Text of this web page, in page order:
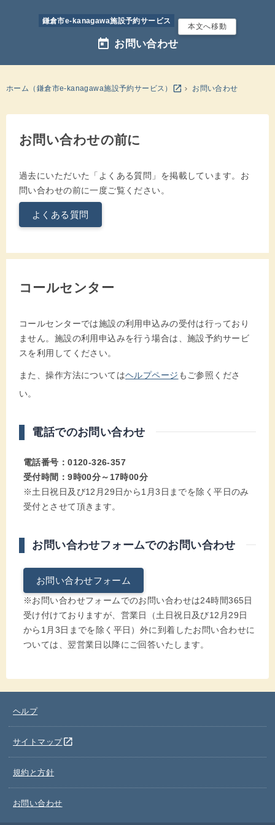
鎌倉市e-kanagawa施設予約サービス
本文へ移動
today お問い合わせ
ホーム（鎌倉市e-kanagawa施設予約サービス） open_in_new お問い合わせ
お問い合わせの前に
過去にいただいた「よくある質問」を掲載しています。お
問い合わせの前に一度ご覧ください。
よくある質問
コールセンター
コールセンターでは施設の利用申込みの受付は行っており
ません。施設の利用申込みを行う場合は、施設予約サービ
スを利用してください。
また、操作方法についてはヘルプページ もご参照くださ
い。
電話でのお問い合わせ
電話番号：0120-326-357
受付時間：9時00分～17時00分
※土日祝日及び12月29日から1月3日までを除く平日のみ
受付とさせて頂きます。
お問い合わせフォームでのお問い合わせ
お問い合わせフォーム
※お問い合わせフォームでのお問い合わせは24時間365日
受け付けておりますが、営業日（土日祝日及び12月29日
から1月3日までを除く平日）外に到着したお問い合わせに
ついては、翌営業日以降にご回答いたします。
ヘルプ
サイトマップopen_in_new
規約と方針
お問い合わせ